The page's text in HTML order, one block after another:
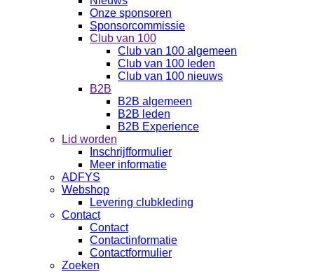
Onze sponsoren
Sponsorcommissie
Club van 100
Club van 100 algemeen
Club van 100 leden
Club van 100 nieuws
B2B
B2B algemeen
B2B leden
B2B Experience
Lid worden
Inschrijfformulier
Meer informatie
ADFYS
Webshop
Levering clubkleding
Contact
Contact
Contactinformatie
Contactformulier
Zoeken